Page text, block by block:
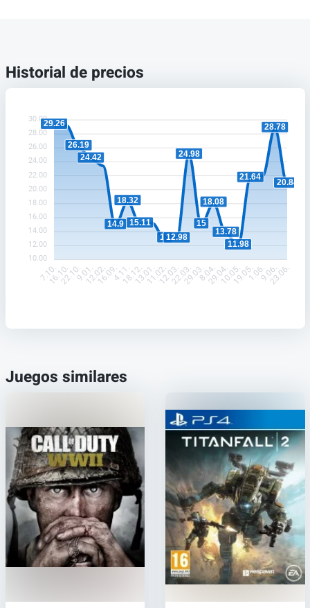
Historial de precios
30.00
28.00
26.00
24.00
22.00
20.00
18.00
16.00
14.00
12.00
10.00
29.26
26.19
24.42
14.9
18.32
15.11
1312.98
24.98
15
18.08
13.78
11.98
21.64
28.78
20.84
7.10.
16.10.22.10.9.01.12.02.16.09.4.11.18.12.13.01.11.02.12.03.22.03.29.03.8.04.29.04.10.05.19.05.1.06.9.06.23.06.
Juegos similares